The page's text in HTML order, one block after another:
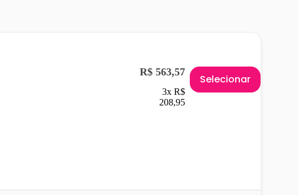
R$ 563,57
3x R$
208,95
Selecionar